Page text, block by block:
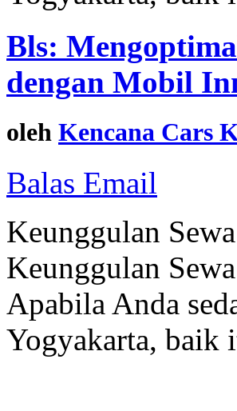
Bls:
dengan Mobil
oleh Kencana Cars
Balas Email
Keunggulan
Keunggulan
Apabila Anda
Yogyakarta,